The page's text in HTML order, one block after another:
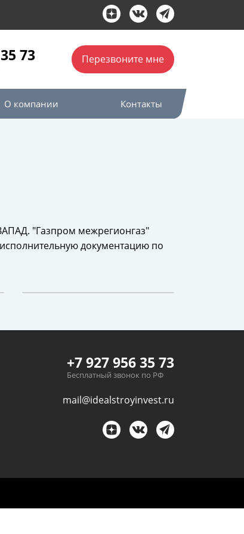
73 Перезвоните мне
О компании Контакты
"Газпром межрегионгаз"
документацию по
+7 927 956 35 73
Бесплатный звонок по РФ
mail@idealstroyinvest.ru